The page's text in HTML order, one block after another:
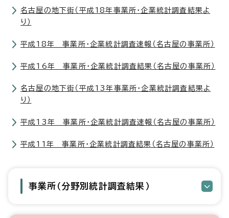
名古屋の地下街（平成18年事業所・企業統計調査結果よ
り）
平成18年 事業所・企業統計調査速報（名古屋の事業所）
平成16年 事業所・企業統計調査結果（名古屋の事業所）
名古屋の地下街（平成13年事業所・企業統計調査結果よ
り）
平成13年 事業所・企業統計調査速報（名古屋の事業所）
平成11年 事業所・企業統計調査結果（名古屋の事業所）
事業所（分野別統計調査結果）